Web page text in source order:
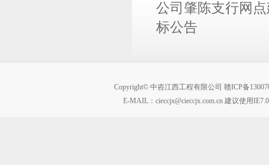
公司肇陈支行网
标公告
Copyright© 中咨江西工程有限公司 赣ICP备
E-MAIL： cieccjx@cieccjx.com.cn 建议使用